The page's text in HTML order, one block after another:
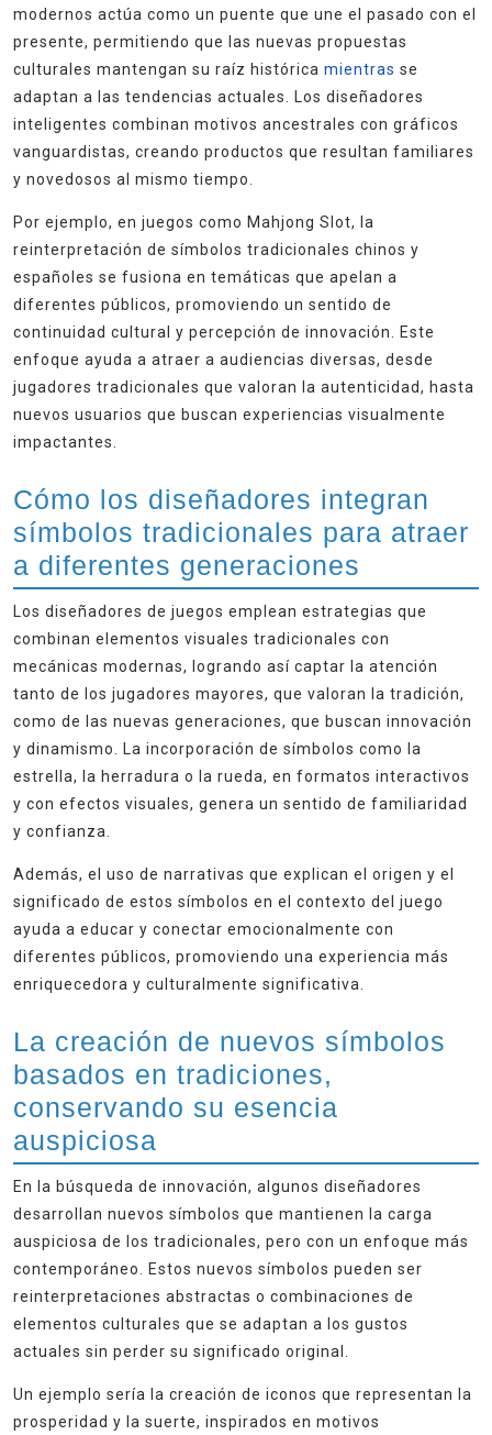
modernos actúa como un puente que une el pasado con el
presente, permitiendo que las nuevas propuestas
culturales mantengan su raíz histórica mientras se
adaptan a las tendencias actuales. Los diseñadores
inteligentes combinan motivos ancestrales con gráficos
vanguardistas, creando productos que resultan familiares
y novedosos al mismo tiempo.
Por ejemplo, en juegos como Mahjong Slot, la
reinterpretación de símbolos tradicionales chinos y
españoles se fusiona en temáticas que apelan a
diferentes públicos, promoviendo un sentido de
continuidad cultural y percepción de innovación. Este
enfoque ayuda a atraer a audiencias diversas, desde
jugadores tradicionales que valoran la autenticidad, hasta
nuevos usuarios que buscan experiencias visualmente
impactantes.
Cómo los diseñadores integran
símbolos tradicionales para atraer
a diferentes generaciones
Los diseñadores de juegos emplean estrategias que
combinan elementos visuales tradicionales con
mecánicas modernas, logrando así captar la atención
tanto de los jugadores mayores, que valoran la tradición,
como de las nuevas generaciones, que buscan innovación
y dinamismo. La incorporación de símbolos como la
estrella, la herradura o la rueda, en formatos interactivos
y con efectos visuales, genera un sentido de familiaridad
y confianza.
Además, el uso de narrativas que explican el origen y el
significado de estos símbolos en el contexto del juego
ayuda a educar y conectar emocionalmente con
diferentes públicos, promoviendo una experiencia más
enriquecedora y culturalmente significativa.
La creación de nuevos símbolos
basados en tradiciones,
conservando su esencia
auspiciosa
En la búsqueda de innovación, algunos diseñadores
desarrollan nuevos símbolos que mantienen la carga
auspiciosa de los tradicionales, pero con un enfoque más
contemporáneo. Estos nuevos símbolos pueden ser
reinterpretaciones abstractas o combinaciones de
elementos culturales que se adaptan a los gustos
actuales sin perder su significado original.
Un ejemplo sería la creación de iconos que representan la
prosperidad y la suerte, inspirados en motivos